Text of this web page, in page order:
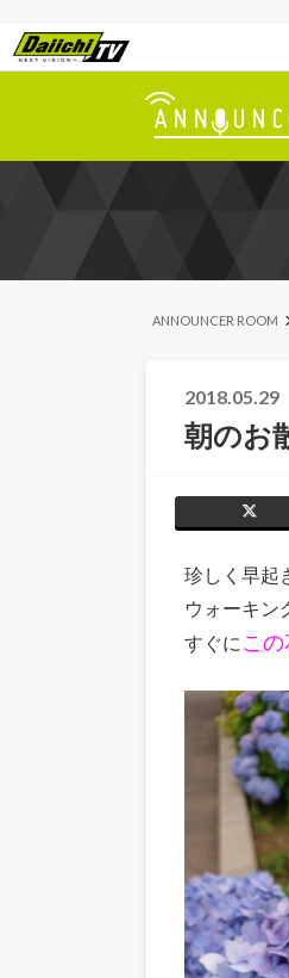
ANNOUNCER ROOM
2018.05.29
朝のお
珍しく早起
ウォーキン
すぐに こ